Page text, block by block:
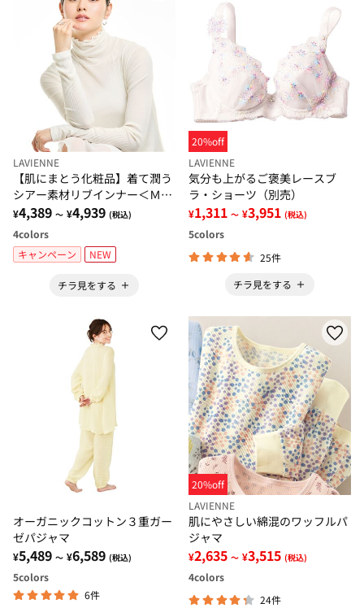
LAVIENNE
【肌にまとう化粧品】着て潤う
シアー素材リブインナー＜ＭＡ
ＴＯＬＩＡ＞
¥4,389 ～ ¥4,939 (税込)
4colors
キャンペーン
NEW
チラ見をする
20%off
LAVIENNE
気分も上がるご褒美レースブ
ラ・ショーツ（別売）
¥1,311 ～ ¥3,951 (税込)
5colors
25件
チラ見をする
オーガニックコットン３重ガー
ゼパジャマ
¥5,489 ～ ¥6,589 (税込)
5colors
6件
20%off
LAVIENNE
肌にやさしい綿混のワッフルパ
ジャマ
¥2,635 ～ ¥3,515 (税込)
4colors
24件